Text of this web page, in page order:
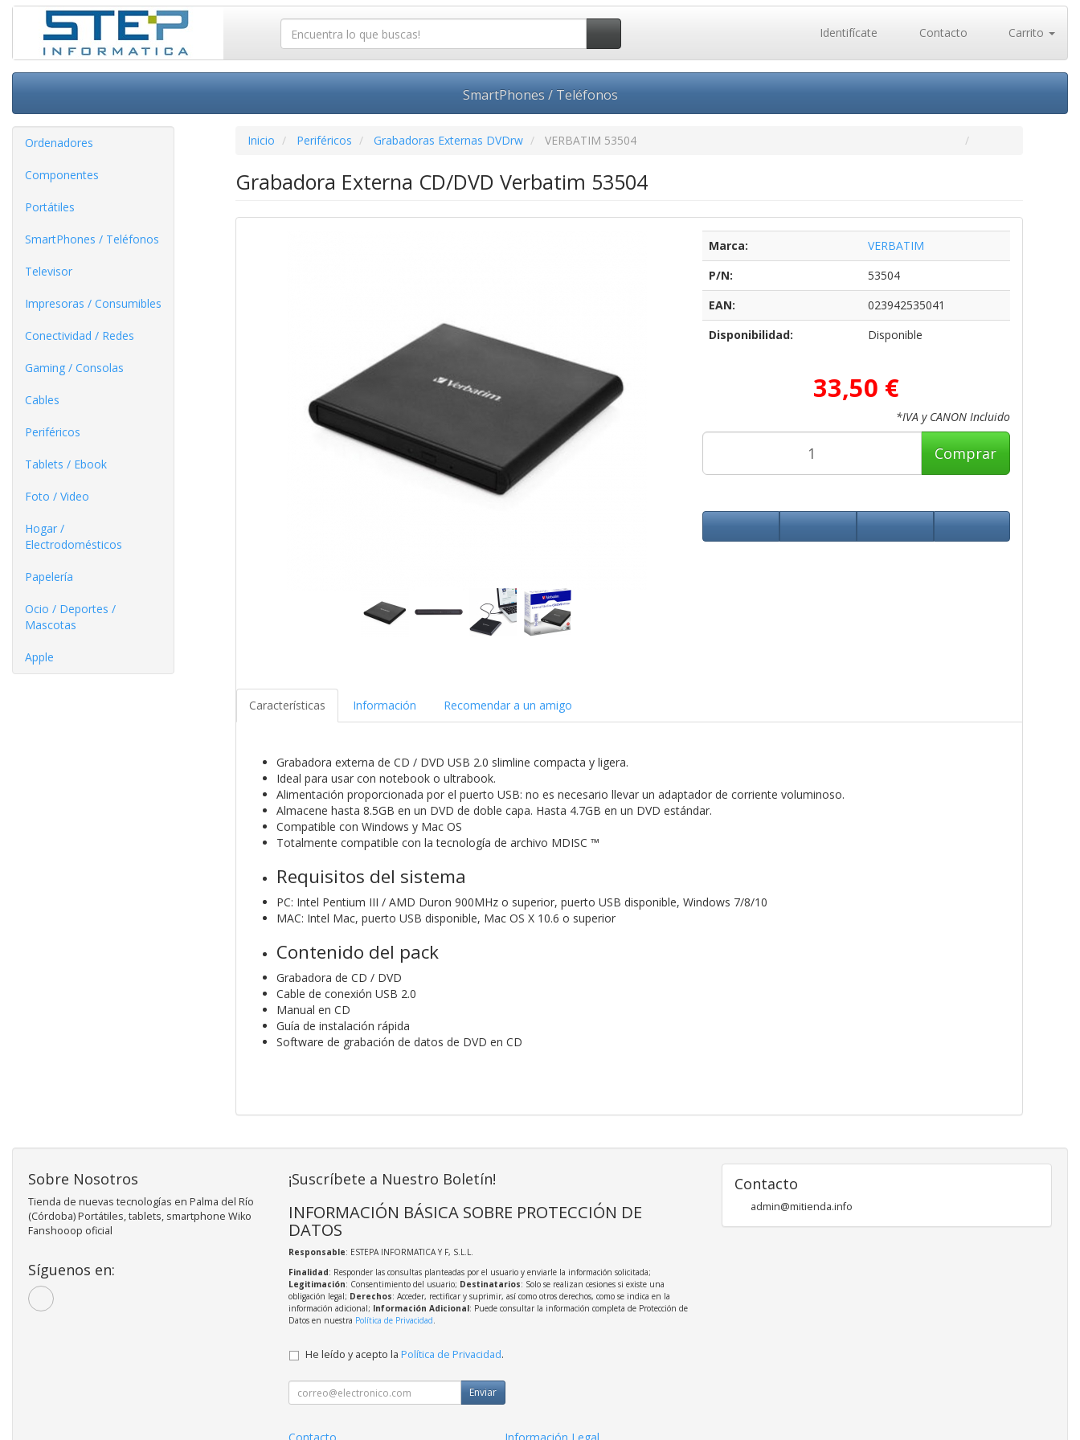
Identifícate Contacto Carrito
SmartPhones / Teléfonos
Ordenadores
Componentes
Portátiles
SmartPhones / Teléfonos
Televisor
Impresoras / Consumibles
Conectividad / Redes
Gaming / Consolas
Cables
Periféricos
Tablets / Ebook
Foto / Video
Hogar /
Electrodomésticos
Papelería
Ocio / Deportes /
Mascotas
Apple
Inicio Periféricos Grabadoras Externas DVDrw VERBATIM 53504
Grabadora Externa CD/DVD Verbatim 53504
Marca:
VERBATIM
P/N:
53504
EAN:
023942535041
Disponibilidad:
Disponible
33,50 €
*IVA y CANON Incluido
Comprar
Características Información Recomendar a un amigo
Grabadora externa de CD / DVD USB 2.0 slimline compacta y ligera.
Ideal para usar con notebook o ultrabook.
Alimentación proporcionada por el puerto USB: no es necesario llevar un adaptador de corriente voluminoso.
Almacene hasta 8.5GB en un DVD de doble capa. Hasta 4.7GB en un DVD estándar.
Compatible con Windows y Mac OS
Totalmente compatible con la tecnología de archivo MDISC ™
Requisitos del sistema
PC: Intel Pentium III / AMD Duron 900MHz o superior, puerto USB disponible, Windows 7/8/10
MAC: Intel Mac, puerto USB disponible, Mac OS X 10.6 o superior
Contenido del pack
Grabadora de CD / DVD
Cable de conexión USB 2.0
Manual en CD
Guía de instalación rápida
Software de grabación de datos de DVD en CD
Sobre Nosotros
Tienda de nuevas tecnologías en Palma del Río
(Córdoba) Portátiles, tablets, smartphone Wiko
Fanshooop oficial
Síguenos en:
¡Suscríbete a Nuestro Boletín!
INFORMACIÓN BÁSICA SOBRE PROTECCIÓN DE
DATOS
Responsable: ESTEPA INFORMATICA Y F, S.L.L.
Finalidad: Responder las consultas planteadas por el usuario y enviarle la información solicitada;
Legitimación: Consentimiento del usuario; Destinatarios: Solo se realizan cesiones si existe una
obligación legal; Derechos: Acceder, rectificar y suprimir, así como otros derechos, como se indica en la
información adicional; Información Adicional: Puede consultar la información completa de Protección de
Datos en nuestra Política de Privacidad.
He leído y acepto la Política de Privacidad.
Enviar
Contacto
admin@mitienda.info